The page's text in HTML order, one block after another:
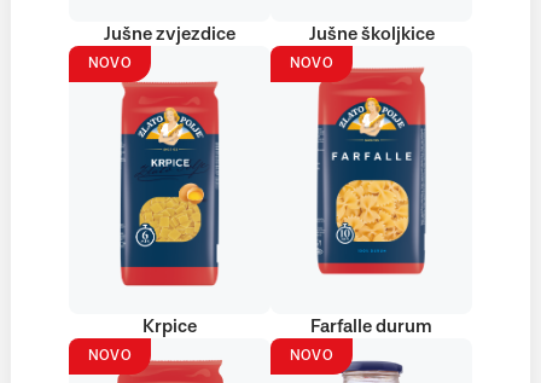
Jušne zvjezdice Jušne školjkice
NOVO
Krpice
NOVO
Farfalle durum
NOVO NOVO